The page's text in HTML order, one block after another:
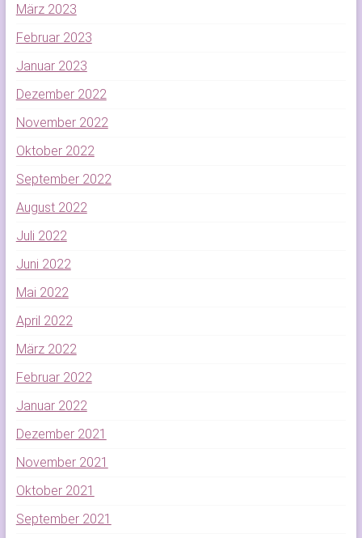
März 2023
Februar 2023
Januar 2023
Dezember 2022
November 2022
Oktober 2022
September 2022
August 2022
Juli 2022
Juni 2022
Mai 2022
April 2022
März 2022
Februar 2022
Januar 2022
Dezember 2021
November 2021
Oktober 2021
September 2021